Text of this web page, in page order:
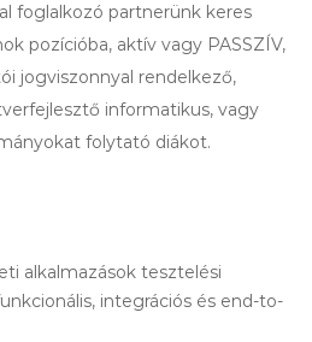
foglalkozó partnerünk keres
pozícióba, aktív vagy PASSZÍV,
jogviszonnyal rendelkező,
informatikus, vagy
folytató diákot.
alkalmazások tesztelési
integrációs és end-to-